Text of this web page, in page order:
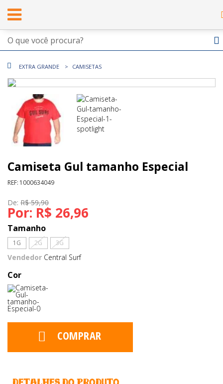
EXTRA GRANDE CAMISETAS
Camiseta Gul tamanho Especial
REF: 1000634049
De: R$ 59,90
Por: R$ 26,96
Tamanho
1G 2G 3G
Vendedor Central Surf
Cor
COMPRAR
detalhes do produto